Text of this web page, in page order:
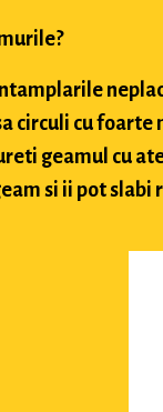
circuli cu
geamul cu
si ii pot slabi